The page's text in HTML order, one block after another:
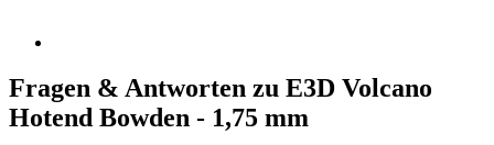
Fragen & Antworten zu E3D Volcano
Hotend Bowden - 1,75 mm